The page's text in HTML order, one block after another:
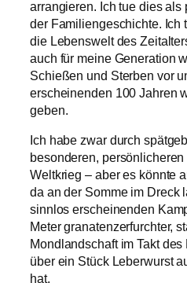
arrangieren. Ich tue dies
der Familiengeschichte. Ich
die Lebenswelt des
auch für meine Generation
Schießen und Sterben vor
erscheinenden 100 Jahren
geben.
Ich habe zwar durch
besonderen,
Weltkrieg – aber es könnte
da an der Somme im Dreck
sinnlos erscheinenden
Meter granatenzerfurchter,
Mondlandschaft im Takt
über ein Stück Leberwurst
hat.